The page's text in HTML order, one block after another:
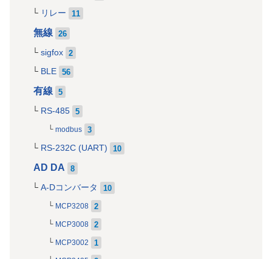
リレー 11
無線 26
sigfox 2
BLE 56
有線 5
RS-485 5
modbus 3
RS-232C (UART) 10
AD DA 8
A-Dコンバータ 10
MCP3208 2
MCP3008 2
MCP3002 1